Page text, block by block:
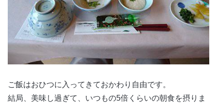
ご飯はおひつに入ってきておかわり自由です。
結局、美味し過ぎて、いつもの5倍くらいの朝食を摂りま